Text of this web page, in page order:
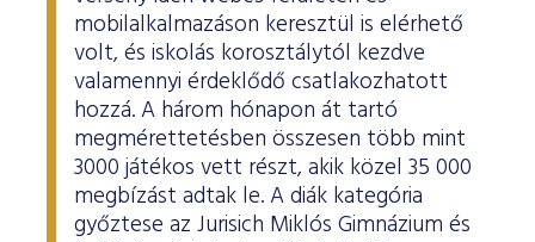
mobilalkalmazáson keresztül is elérhető
volt, és iskolás korosztálytól kezdve
valamennyi érdeklődő csatlakozhatott
hozzá. A három hónapon át tartó
megmérettetésben összesen több mint
3000 játékos vett részt, akik közel 35 000
megbízást adtak le. A diák kategória
győztese az Jurisich Miklós Gimnázium és